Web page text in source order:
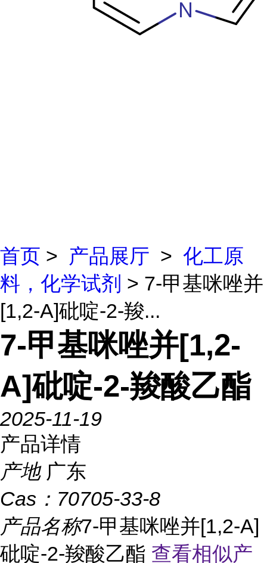
首页 > 产品展厅 > 化工原
料，化学试剂 > 7-甲基咪唑并
[1,2-A]砒啶-2-羧...
7-甲基咪唑并[1,2-
A]砒啶-2-羧酸乙酯
2025-11-19
产品详情
产地 广东
Cas： 70705-33-8
产品名称7-甲基咪唑并[1,2-A]
砒啶-2-羧酸乙酯 查看相似产